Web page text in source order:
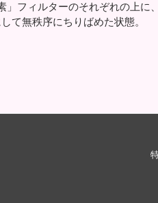
」フィルターのそれぞれの上に
て無秩序にちりばめた状態。